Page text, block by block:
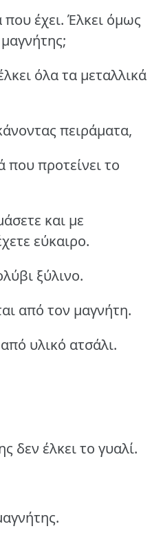
που έχει. Έλκει όμως
όλα τα μεταλλικά
πειράματα,
που προτείνει το
και με
εύκαιρο.
ξύλινο.
από τον μαγνήτη.
υλικό ατσάλι.
δεν έλκει το γυαλί.